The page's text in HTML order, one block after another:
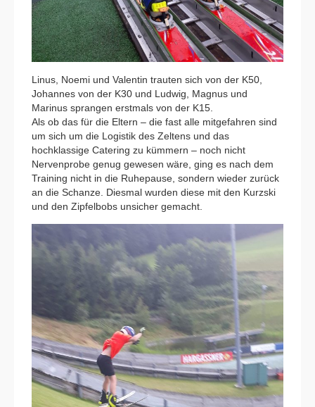
Linus, Noemi und Valentin trauten sich von der K50,
Johannes von der K30 und Ludwig, Magnus und
Marinus sprangen erstmals von der K15.
Als ob das für die Eltern – die fast alle mitgefahren sind
um sich um die Logistik des Zeltens und das
hochklassige Catering zu kümmern – noch nicht
Nervenprobe genug gewesen wäre, ging es nach dem
Training nicht in die Ruhepause, sondern wieder zurück
an die Schanze. Diesmal wurden diese mit den Kurzski
und den Zipfelbobs unsicher gemacht.